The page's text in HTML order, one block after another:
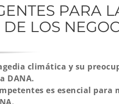
PARA
LOS
climática y su
DANA.
es esencial para